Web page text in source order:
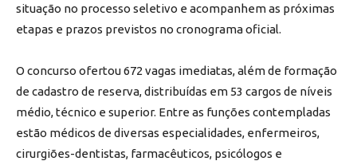
situação no processo seletivo e acompanhem as próximas
etapas e prazos previstos no cronograma oficial.
O concurso ofertou 672 vagas imediatas, além de formação
de cadastro de reserva, distribuídas em 53 cargos de níveis
médio, técnico e superior. Entre as funções contempladas
estão médicos de diversas especialidades, enfermeiros,
cirurgiões-dentistas, farmacêuticos, psicólogos e